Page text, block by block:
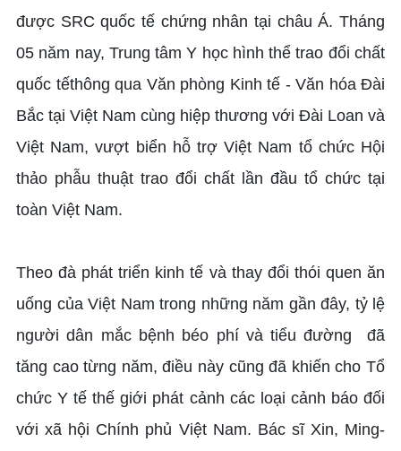
được SRC quốc tế chứng nhân tại châu Á. Tháng
05 năm nay, Trung tâm Y học hình thể trao đổi chất
quốc tếthông qua Văn phòng Kinh tế - Văn hóa Đài
Bắc tại Việt Nam cùng hiệp thương với Đài Loan và
Việt Nam, vượt biển hỗ trợ Việt Nam tổ chức Hội
thảo phẫu thuật trao đổi chất lần đầu tổ chức tại
toàn Việt Nam.
Theo đà phát triển kinh tế và thay đổi thói quen ăn
uống của Việt Nam trong những năm gần đây, tỷ lệ
người dân mắc bệnh béo phí và tiểu đường đã
tăng cao từng năm, điều này cũng đã khiến cho Tổ
chức Y tế thế giới phát cảnh các loại cảnh báo đối
với xã hội Chính phủ Việt Nam. Bác sĩ Xin, Ming-